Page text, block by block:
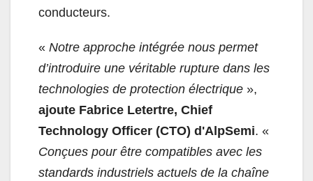
conducteurs.
« Notre approche intégrée nous permet
d’introduire une véritable rupture dans les
technologies de protection électrique »,
ajoute Fabrice Letertre, Chief
Technology Officer (CTO) d'AlpSemi. «
Conçues pour être compatibles avec les
standards industriels actuels de la chaîne